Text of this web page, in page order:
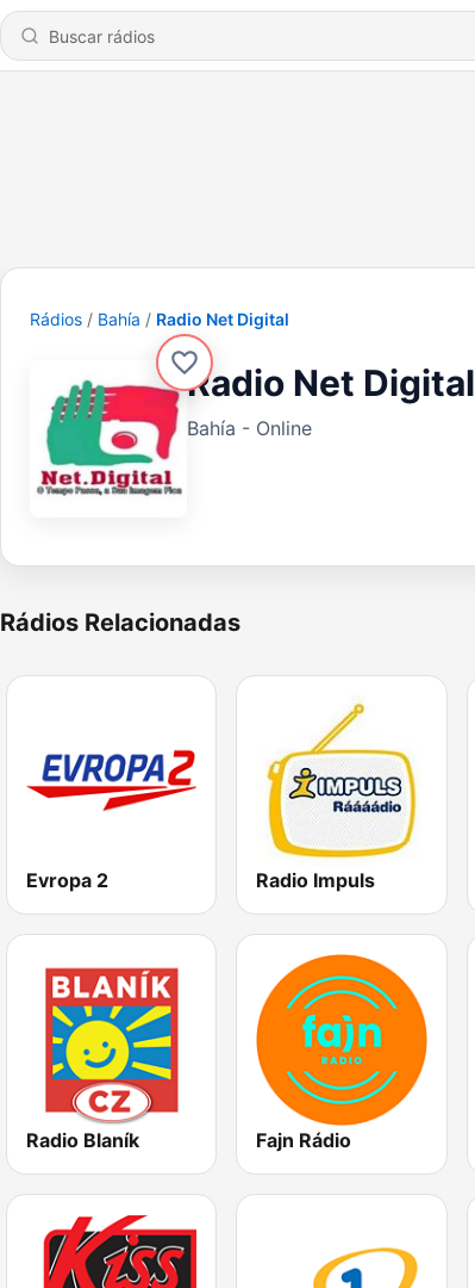
Rádios Bahía Radio Net Digital
Radio Net Digital
Bahía - Online
Rádios Relacionadas
Evropa 2 Radio Impuls
Radio Blaník Fajn Rádio